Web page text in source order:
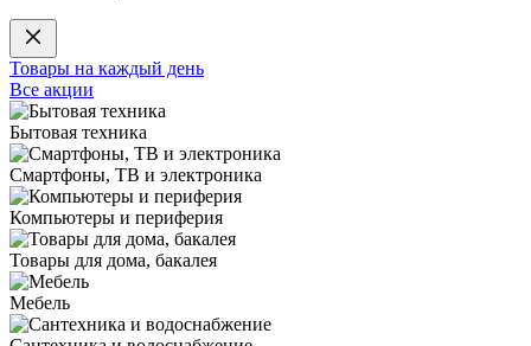
Товары на каждый день
Все акции
Бытовая техника
Смартфоны, ТВ и электроника
Компьютеры и периферия
Товары для дома, бакалея
Мебель